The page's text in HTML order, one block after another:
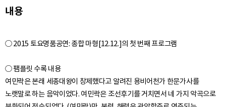
내용
○ 2015 토요명품공연: 종합 마형[12.12.]의 첫 번째 프로그램
○ 팸플릿 수록 내용
여민락은 본래 세종대왕이 창제했다고 알려진 용비어천가 한문가사를
노랫말로 하는 음악이었다. 여민락은 조선후기를 거치면서 네 가지 악곡으로